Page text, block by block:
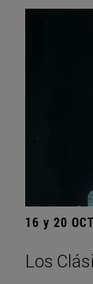
16 y 20 OCT
Los